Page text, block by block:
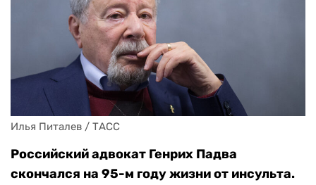
Илья Питалев / ТАСС
Российский адвокат Генрих Падва
скончался на 95-м году жизни от инсульта.